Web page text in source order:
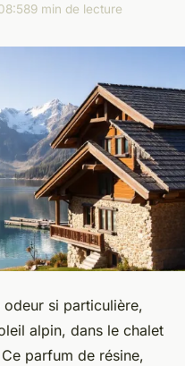
9 min de lecture
si particulière,
alpin, dans le chalet
parfum de résine,